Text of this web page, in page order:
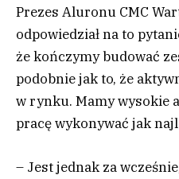
Prezes Aluronu CMC
odpowiedział na to
że kończymy budować
podobnie jak to, że
w rynku. Mamy wysokie
pracę wykonywać jak
– Jest jednak za